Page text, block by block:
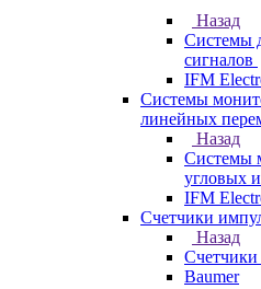
Назад
Системы
сигналов
IFM
Системы
линейных
Назад
Системы
угловых
IFM
Счетчики
Назад
Счетчики
Baumer